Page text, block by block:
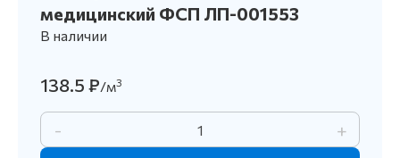
медицинский ФСП ЛП-001553
В наличии
138.5 ₽/м3
- +